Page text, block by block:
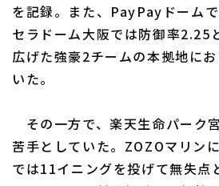
を記録。また、PayPayドーム
セラドーム大阪では防御率2.25
広げた強豪2チームの本拠地に
いた。
その一方で、楽天生命パーク
苦手としていた。ZOZOマリン
では11イニングを投げて無失点